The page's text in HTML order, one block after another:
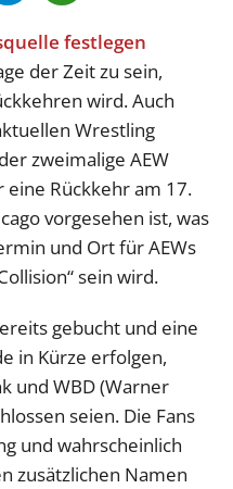
der Zeit zu sein,
wird. Auch
Wrestling
zweimalige AEW
Rückkehr am 17.
vorgesehen ist, was
und Ort für AEWs
sein wird.
gebucht und eine
in Kürze erfolgen,
und WBD (Warner
seien. Die Fans
und wahrscheinlich
zusätzlichen Namen